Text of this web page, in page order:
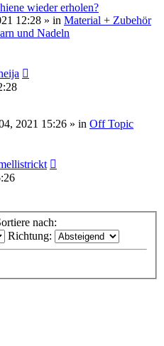
wieder erholen?
12:28 » in Material + Zubehör
und Nadeln
2021 15:26 » in Off Topic
nach:
Richtung: